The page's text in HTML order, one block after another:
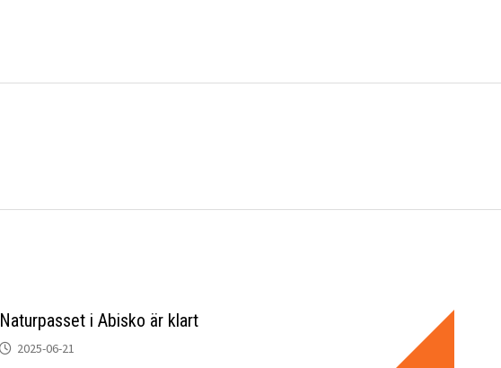
Naturpasset i Abisko är klart
2025-06-21